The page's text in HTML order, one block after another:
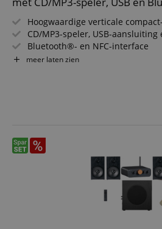
Hoogwaardige verticale
CD/MP3-speler, USB-aansluiting
Bluetooth®- en NFC-interface
Stijlvol design met aluminium-
Mogelijkheid tot staande of
meer laten zien